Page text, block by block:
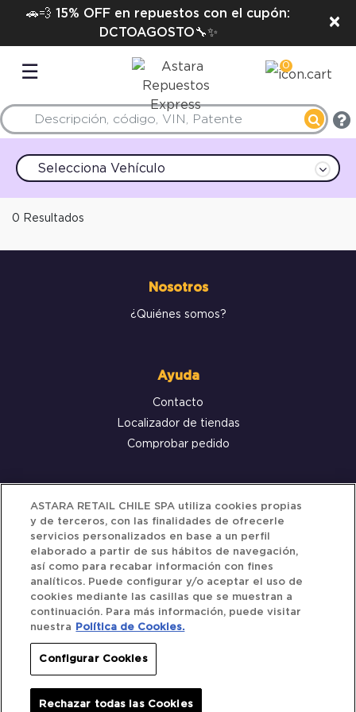
🚗💨 15% OFF en repuestos con el cupón:
DCTOAGOSTO🔧✨
×
☰ 0
Selecciona Vehículo
0 Resultados
Nosotros
¿Quiénes somos?
Ayuda
Contacto
Localizador de tiendas
Comprobar pedido
Servicio al cliente
Términos y Condiciones
Política de privacidad
Siguenos
Redes Sociales
ASTARA RETAIL CHILE SPA utiliza cookies propias
y de terceros, con las finalidades de ofrecerle
servicios personalizados en base a un perfil
elaborado a partir de sus hábitos de navegación,
así como para recabar información con fines
analíticos. Puede configurar y/o aceptar el uso de
cookies mediante las casillas que se muestran a
continuación. Para más información, puede visitar
nuestra
Política de Cookies.
Configurar Cookies
Rechazar todas las Cookies